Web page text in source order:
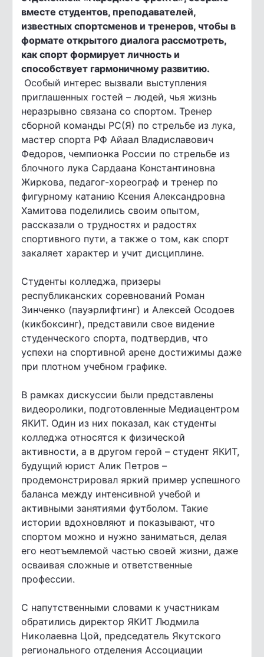
вместе студентов, преподавателей,
известных спортсменов и тренеров, чтобы в
формате открытого диалога рассмотреть,
как спорт формирует личность и
способствует гармоничному развитию.
Особый интерес вызвали выступления
приглашенных гостей – людей, чья жизнь
неразрывно связана со спортом. Тренер
сборной команды РС(Я) по стрельбе из лука,
мастер спорта РФ Айаал Владиславович
Федоров, чемпионка России по стрельбе из
блочного лука Сардаана Константиновна
Жиркова, педагог-хореограф и тренер по
фигурному катанию Ксения Александровна
Хамитова поделились своим опытом,
рассказали о трудностях и радостях
спортивного пути, а также о том, как спорт
закаляет характер и учит дисциплине.
Студенты колледжа, призеры
республиканских соревнований Роман
Зинченко (пауэрлифтинг) и Алексей Осодоев
(кикбоксинг), представили свое видение
студенческого спорта, подтвердив, что
успехи на спортивной арене достижимы даже
при плотном учебном графике.
В рамках дискуссии были представлены
видеоролики, подготовленные Медиацентром
ЯКИТ. Один из них показал, как студенты
колледжа относятся к физической
активности, а в другом герой – студент ЯКИТ,
будущий юрист Алик Петров –
продемонстрировал яркий пример успешного
баланса между интенсивной учебой и
активными занятиями футболом. Такие
истории вдохновляют и показывают, что
спортом можно и нужно заниматься, делая
его неотъемлемой частью своей жизни, даже
осваивая сложные и ответственные
профессии.
С напутственными словами к участникам
обратились директор ЯКИТ Людмила
Николаевна Цой, председатель Якутского
регионального отделения Ассоциации